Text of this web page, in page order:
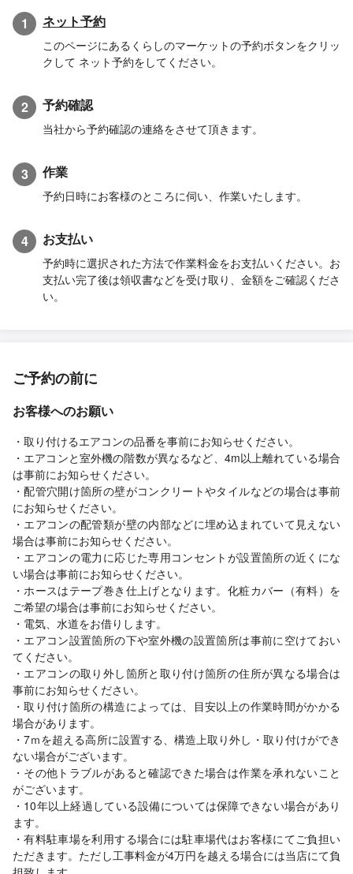
1 ネット予約
このページにあるくらしのマーケットの予約ボタンをクリッ
クして ネット予約をしてください。
2 予約確認
当社から予約確認の連絡をさせて頂きます。
3 作業
予約日時にお客様のところに伺い、作業いたします。
4 お支払い
予約時に選択された方法で作業料金をお支払いください。お
支払い完了後は領収書などを受け取り、金額をご確認くださ
い。
ご予約の前に
お客様へのお願い
・取り付けるエアコンの品番を事前にお知らせください。
・エアコンと室外機の階数が異なるなど、4m以上離れている場合
は事前にお知らせください。
・配管穴開け箇所の壁がコンクリートやタイルなどの場合は事前
にお知らせください。
・エアコンの配管類が壁の内部などに埋め込まれていて見えない
場合は事前にお知らせください。
・エアコンの電力に応じた専用コンセントが設置箇所の近くにな
い場合は事前にお知らせください。
・ホースはテープ巻き仕上げとなります。化粧カバー（有料）を
ご希望の場合は事前にお知らせください。
・電気、水道をお借りします。
・エアコン設置箇所の下や室外機の設置箇所は事前に空けておい
てください。
・エアコンの取り外し箇所と取り付け箇所の住所が異なる場合は
事前にお知らせください。
・取り付け箇所の構造によっては、目安以上の作業時間がかかる
場合があります。
・7ｍを超える高所に設置する、構造上取り外し・取り付けができ
ない場合がございます。
・その他トラブルがあると確認できた場合は作業を承れないこと
がございます。
・10年以上経過している設備については保障できない場合があり
ます。
・有料駐車場を利用する場合には駐車場代はお客様にてご負担い
ただきます。ただし工事料金が4万円を越える場合には当店にて負